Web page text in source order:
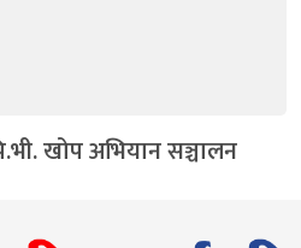
खोप अभियान सञ्चालन